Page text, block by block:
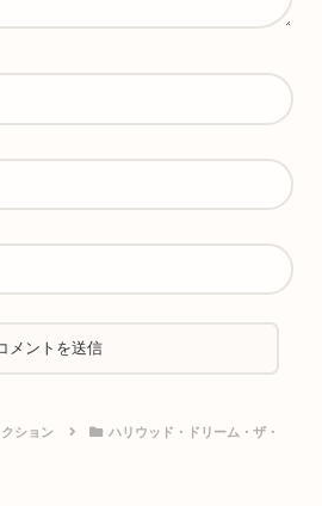
ション
ハリウッド・ドリーム・ザ・